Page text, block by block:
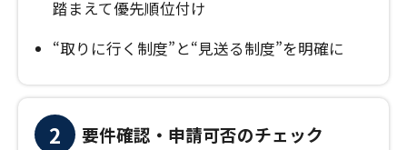
踏まえて優先順位付け
“取りに行く制度”と“見送る制度”を明確に
2 要件確認・申請可否のチェック